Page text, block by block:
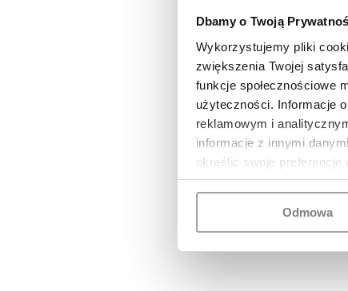
Dbamy o Twoją
Wykorzystujemy pliki
zwiększenia Twojej
funkcje społecznościowe
użyteczności. Informacje
reklamowym i
informacje z innymi
określić swoje preferencje
Odmowa